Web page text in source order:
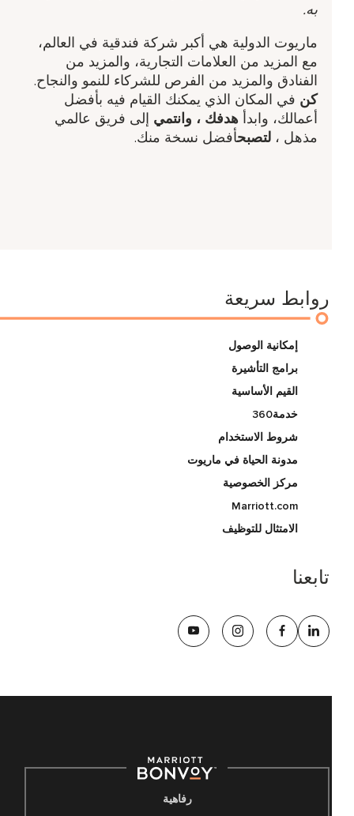
ماريوت الدولية هي أكبر شركة فندقية في العالم،
مع المزيد من العلامات التجارية، والمزيد من
الفنادق والمزيد من الفرص للشركاء للنمو والنجاح.
في المكان الذي يمكنك القيام فيه بأفضل
أعمالك، وابدأهدفك ​، وانتميإلى فريق عالمي
مذهل ​،لتصبحأفضل نسخة منك.
روابط سريعة
إمكانية الوصول
برامج التأشيرة
القيم الأساسية
خدمة360
شروط الاستخدام
مدونة الحياة في ماريوت
مركز الخصوصية
Marriott.com
الامتثال للتوظيف
تابعنا
رفاهية